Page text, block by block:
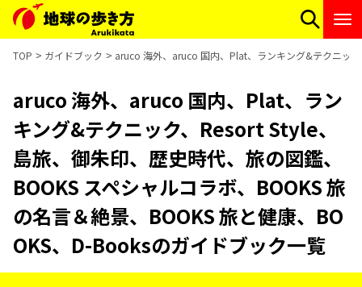
TOP ガイドブック aruco 海外、aruco 国内、Plat、ランキング&テクニッ
aruco 海外、aruco 国内、Plat、ラン
キング&テクニック、Resort Style、
島旅、御朱印、歴史時代、旅の図鑑、
BOOKS スペシャルコラボ、BOOKS 旅
の名言＆絶景、BOOKS 旅と健康、BO
OKS、D-Booksのガイドブック一覧